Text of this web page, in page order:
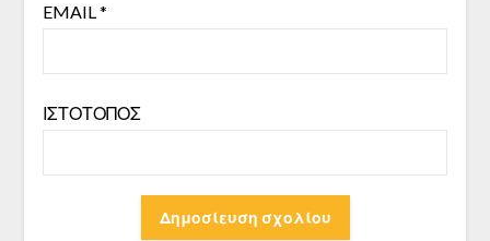
EMAIL*
ΙΣΤΌΤΟΠΟΣ